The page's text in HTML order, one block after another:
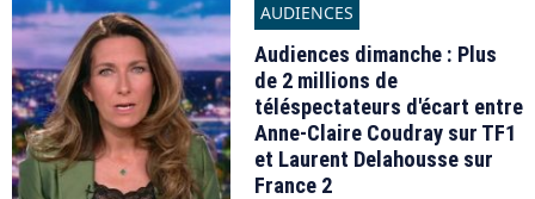
AUDIENCES
Audiences dimanche : Plus
de 2 millions de
téléspectateurs d'écart entre
Anne-Claire Coudray sur TF1
et Laurent Delahousse sur
France 2